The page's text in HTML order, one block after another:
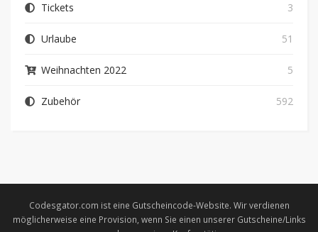
Tickets 3
Urlaube 51
Weihnachten 2022 5
Zubehör 592
Codesgator.com ist eine Gutscheincode-Website. Wir verdienen
möglicherweise eine Provision, wenn Sie einen unserer Gutscheine/Links